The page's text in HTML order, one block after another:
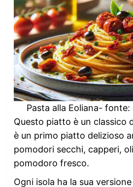
Pasta alla Eoliana-
Questo piatto è un classico
è un primo piatto delizioso
pomodori secchi, capperi,
pomodoro fresco.
Ogni isola ha la sua